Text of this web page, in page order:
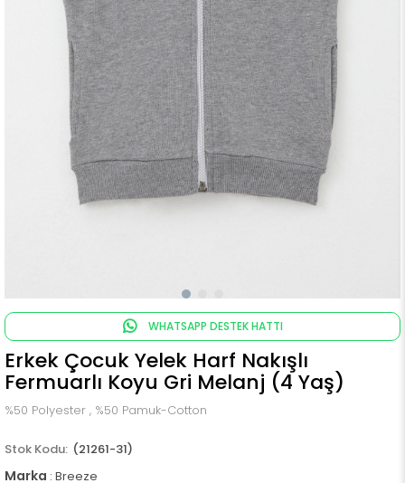
WHATSAPP DESTEK HATTI
Erkek Çocuk Yelek Harf Nakışlı
Fermuarlı Koyu Gri Melanj (4 Yaş)
%50 Polyester , %50 Pamuk-Cotton
(21261-31)
Marka : Breeze